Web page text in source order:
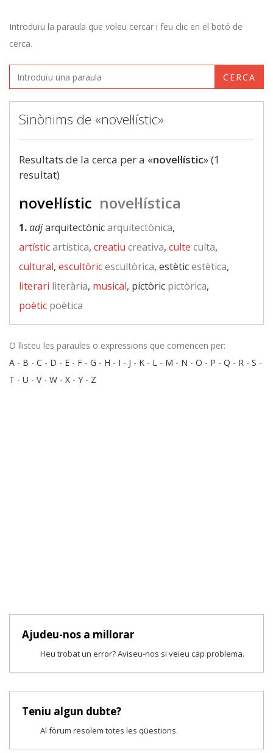
Introduïu la paraula que voleu cercar i feu clic en el botó de
cerca.
CERCA
Sinònims de «novel·lístic»
Resultats de la cerca per a «novel·lístic» (1
resultat)
novel·lístic novel·lística
1.adjarquitectònicarquitectònica,
artísticartística, creatiu creativa, culte culta,
cultural, escultòricescultòrica, estèticestètica,
literari literària, musical, pictòric pictòrica,
poètic poètica
O llisteu les paraules o expressions que comencen per:
A - B - C - D - E - F - G - H - I - J - K - L - M - N - O - P - Q - R - S -
T - U - V- W - X - Y - Z
Ajudeu-nos a millorar
Heu trobat un error? Aviseu-nos si veieu cap problema.
Teniu algun dubte?
Al fòrum resolem totes les qüestions.